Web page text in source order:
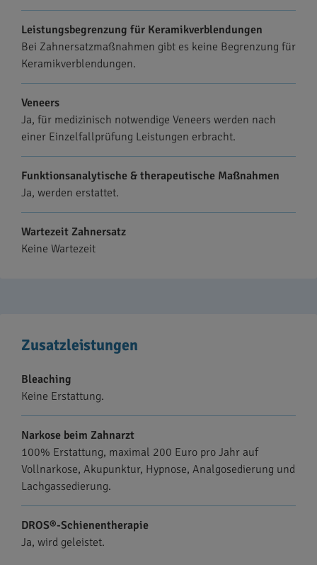
Leistungsbegrenzung für Keramikverblendungen
Bei Zahnersatzmaßnahmen gibt es keine Begrenzung für
Keramikverblendungen.
Veneers
Ja, für medizinisch notwendige Veneers werden nach
einer Einzelfallprüfung Leistungen erbracht.
Funktionsanalytische & therapeutische Maßnahmen
Ja, werden erstattet.
Wartezeit Zahnersatz
Keine Wartezeit
Zusatzleistungen
Bleaching
Keine Erstattung.
Narkose beim Zahnarzt
100% Erstattung, maximal 200 Euro pro Jahr auf
Vollnarkose, Akupunktur, Hypnose, Analgosedierung und
Lachgassedierung.
DROS®-Schienentherapie
Ja, wird geleistet.